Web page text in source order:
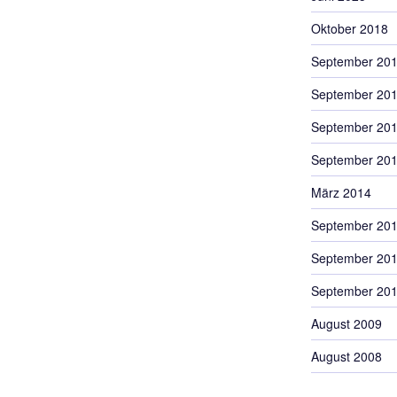
Oktober 2018
September
September
September
September
März 2014
September
September
September
August 2009
August 2008